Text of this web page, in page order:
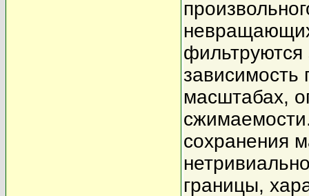
фильтруются
зависимость
масштабах,
сохранения
границы,